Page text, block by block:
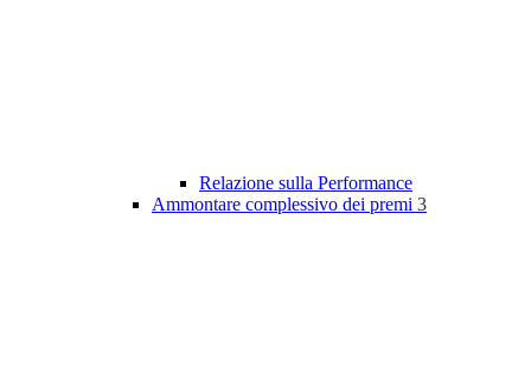
Relazione sulla Performance
Ammontare complessivo dei premi 3